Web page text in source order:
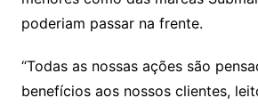
poderiam passar na frente.
“Todas as nossas ações são
benefícios aos nossos clientes,